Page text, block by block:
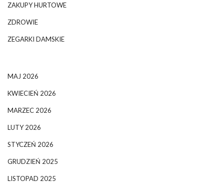
ZAKUPY HURTOWE
ZDROWIE
ZEGARKI DAMSKIE
MAJ 2026
KWIECIEŃ 2026
MARZEC 2026
LUTY 2026
STYCZEŃ 2026
GRUDZIEŃ 2025
LISTOPAD 2025